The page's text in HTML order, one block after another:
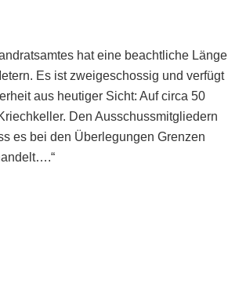
hat eine beachtliche Länge
Es ist zweigeschossig und verfügt
aus heutiger Sicht: Auf circa 50
Den Ausschussmitgliedern
es bei den Überlegungen Grenzen